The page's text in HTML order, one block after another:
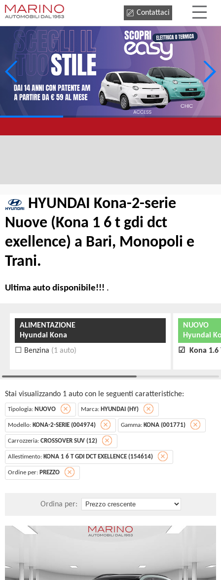
Contattaci
HYUNDAI Kona-2-serie
Nuove (Kona 1 6 t gdi dct
exellence) a Bari, Monopoli e
Trani.
Ultima auto disponibile!!! .
ALIMENTAZIONE
Hyundai Kona
Benzina (1 auto)
NUOVO
Hyundai
Kona 1.6
Stai visualizzando 1 auto con le seguenti caratteristiche:
Tipologia: NUOVO Marca: HYUNDAI (HY)
Modello: KONA-2-SERIE (004974) Gamma: KONA (001771)
Carrozzeria: CROSSOVER SUV (12)
Allestimento: KONA 1 6 T GDI DCT EXELLENCE (154614)
Ordine per: PREZZO
Ordina per: